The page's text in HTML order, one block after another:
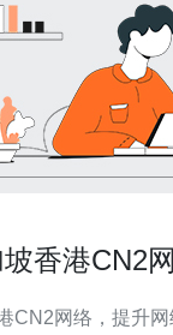
香港CN2
网络，提升网络连接